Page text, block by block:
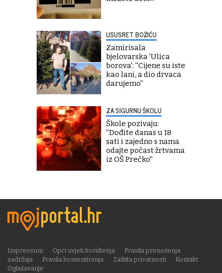
USUSRET BOŽIĆU
Zamirisala
bjelovarska 'Ulica
borova': ''Cijene su iste
kao lani, a dio drvaca
darujemo''
ZA SIGURNU ŠKOLU
Škole pozivaju:
''Dođite danas u 18
sati i zajedno s nama
odajte počast žrtvama
iz OŠ Prečko''
Impressum Opći uvjeti korištenja
Pravila prenošenja
sadržaja
Pravila komentiranja Zaštita privatnosti
Kontakt
Oglašavanje